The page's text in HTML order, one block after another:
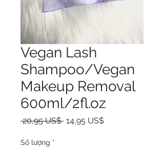
Vegan Lash
Shampoo/Vegan
Makeup Removal
600ml/2fl.oz
20,95 US$ Giá thông thường
14,95 US$Giá bán rẻ
Số lượng *